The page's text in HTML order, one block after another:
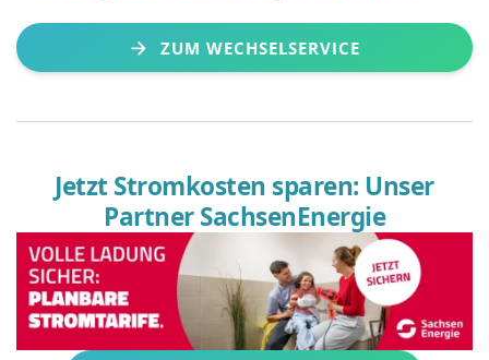
ZUM WECHSELSERVICE
Jetzt Stromkosten sparen: Unser
Partner SachsenEnergie